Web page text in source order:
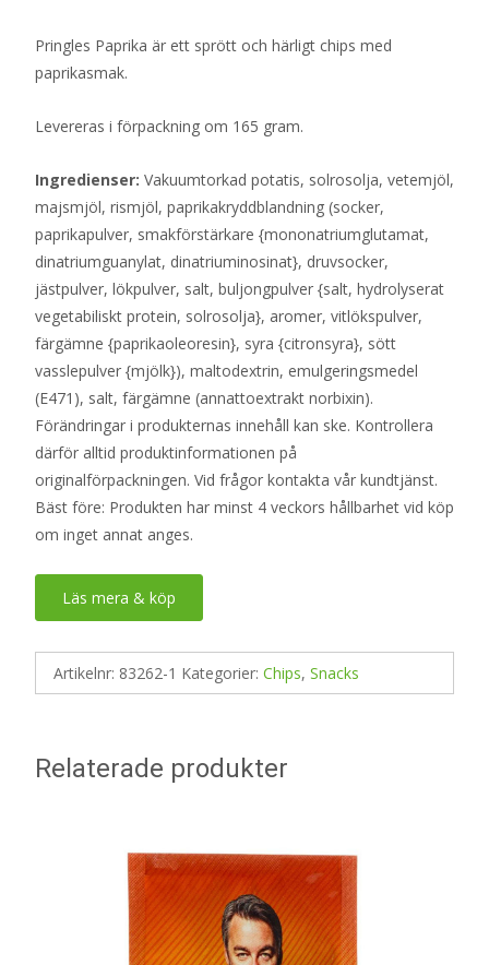
Pringles Paprika är ett sprött och härligt chips med
paprikasmak.
Levereras i förpackning om 165 gram.
Ingredienser: Vakuumtorkad potatis, solrosolja, vetemjöl,
majsmjöl, rismjöl, paprikakryddblandning (socker,
paprikapulver, smakförstärkare {mononatriumglutamat,
dinatriumguanylat, dinatriuminosinat}, druvsocker,
jästpulver, lökpulver, salt, buljongpulver {salt, hydrolyserat
vegetabiliskt protein, solrosolja}, aromer, vitlökspulver,
färgämne {paprikaoleoresin}, syra {citronsyra}, sött
vasslepulver {mjölk}), maltodextrin, emulgeringsmedel
(E471), salt, färgämne (annattoextrakt norbixin).
Förändringar i produkternas innehåll kan ske. Kontrollera
därför alltid produktinformationen på
originalförpackningen. Vid frågor kontakta vår kundtjänst.
Bäst före: Produkten har minst 4 veckors hållbarhet vid köp
om inget annat anges.
Läs mera & köp
Artikelnr: 83262-1 Kategorier: Chips, Snacks
Relaterade produkter